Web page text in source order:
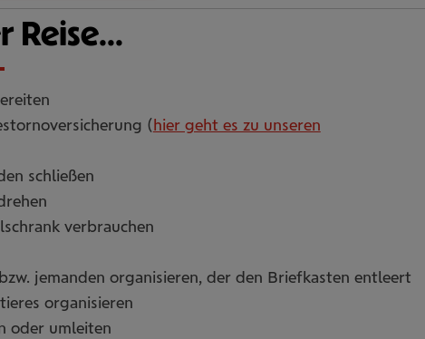
Reise...
(hier geht es zu unseren
schließen
verbrauchen
jemanden organisieren, der den Briefkasten entleert
organisieren
oder umleiten